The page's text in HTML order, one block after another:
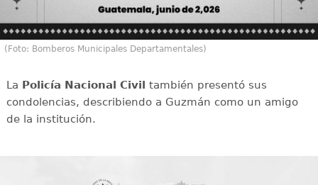
(Foto: Bomberos Municipales Departamentales)
La Policía Nacional Civil también presentó sus
condolencias, describiendo a Guzmán como un amigo
de la institución.